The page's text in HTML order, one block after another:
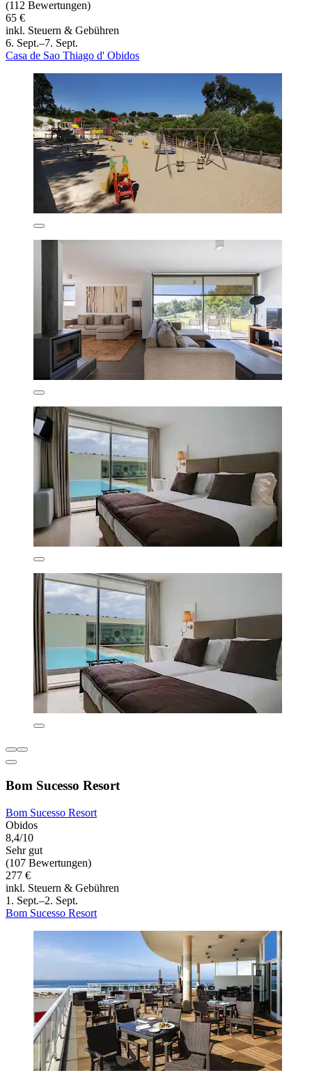
(112 Bewertungen)
65 €
inkl. Steuern & Gebühren
6. Sept.–7. Sept.
Casa de Sao Thiago d' Obidos
Bom Sucesso Resort
Bom Sucesso Resort
Obidos
8,4/10
Sehr gut
(107 Bewertungen)
277 €
inkl. Steuern & Gebühren
1. Sept.–2. Sept.
Bom Sucesso Resort